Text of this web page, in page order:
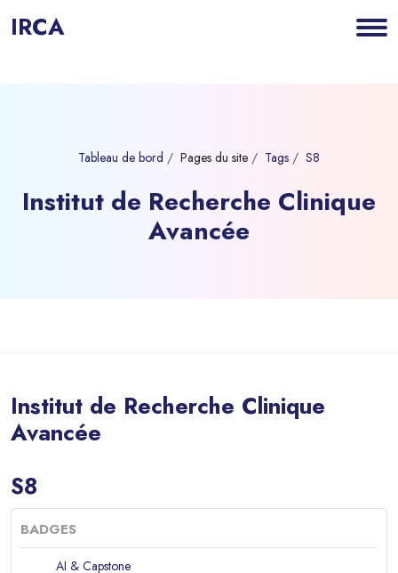
IRCA
Tableau de bord Pages du site Tags S8
Institut de Recherche Clinique
Avancée
Institut de Recherche Clinique
Avancée
Blocs
S8
BADGES
AI & Capstone